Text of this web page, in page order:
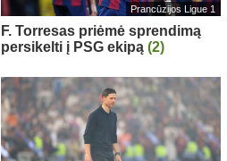
Prancūzijos Ligue 1
F. Torresas priėmė sprendimą
persikelti į PSG ekipą (2)